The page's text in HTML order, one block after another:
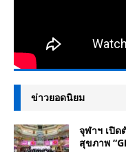
ข่าวยอดนิยม
จุฬาฯ เปิด
สุขภาพ